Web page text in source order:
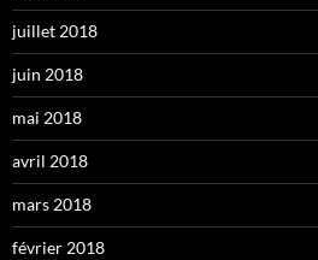
juillet 2018
juin 2018
mai 2018
avril 2018
mars 2018
février 2018